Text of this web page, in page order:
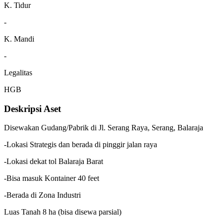
K. Tidur
-
K. Mandi
-
Legalitas
HGB
Deskripsi Aset
Disewakan Gudang/Pabrik di Jl. Serang Raya, Serang, Balaraja
-Lokasi Strategis dan berada di pinggir jalan raya
-Lokasi dekat tol Balaraja Barat
-Bisa masuk Kontainer 40 feet
-Berada di Zona Industri
Luas Tanah 8 ha (bisa disewa parsial)